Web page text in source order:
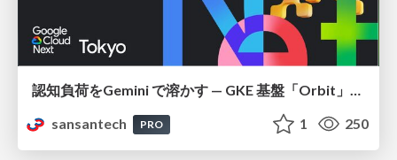
認知負荷をGemini で溶かす — GKE 基盤「Orbit」における AI エージェントの実践
sansantech
PRO 1 250